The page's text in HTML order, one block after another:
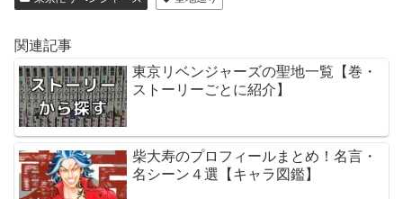
関連記事
東京リベンジャーズの聖地一覧【巻・
ストーリーごとに紹介】
柴大寿のプロフィールまとめ！名言・
名シーン４選【キャラ図鑑】